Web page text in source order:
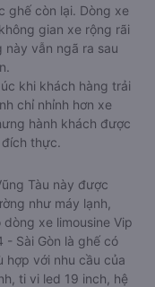
ghế còn lại. Dòng xe
gian xe rộng rãi
vẫn ngã ra sau
khi khách hàng trải
chỉ nhỉnh hơn xe
hành khách được
thực.
Tàu này được
như máy lạnh,
xe limousine Vip
- Sài Gòn là ghế có
hợp với nhu cầu của
ti vi led 19 inch, hệ